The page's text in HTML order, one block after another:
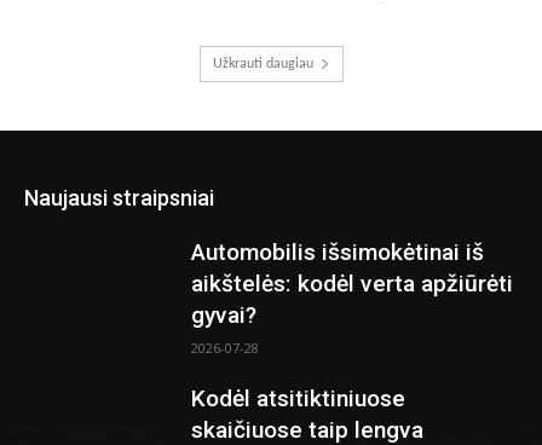
Užkrauti daugiau
Naujausi straipsniai
Automobilis išsimokėtinai iš
aikštelės: kodėl verta apžiūrėti
gyvai?
2026-07-28
Kodėl atsitiktiniuose
skaičiuose taip lengva